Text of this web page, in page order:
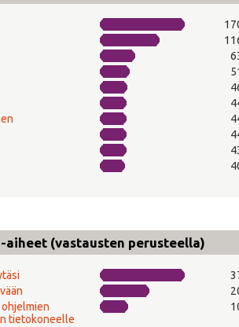
-aiheet (vastausten perusteella)
tietokoneelle